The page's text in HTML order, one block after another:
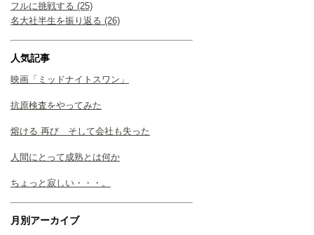
フルに挑戦する (25)
名大社半生を振り返る (26)
人気記事
映画「ミッドナイトスワン」
抗原検査をやってみた
熔ける 再び そして会社も失った
人間にとって成熟とは何か
ちょっと寂しい・・・。
月別アーカイブ